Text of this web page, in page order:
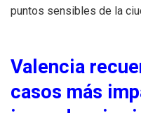
puntos sensibles de la
Valencia
casos más